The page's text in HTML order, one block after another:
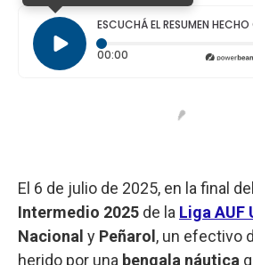
ESCUCHÁ EL RESUMEN
00:00 Tiempo transcurrido:
El 6 de julio de 2025, en la final del
Intermedio 2025 de la Liga AUF
Nacional y Peñarol , un efectivo
herido por una bengala náutica